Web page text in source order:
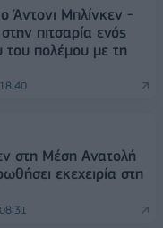
Άντονι Μπλίνκεν -
πιτσαρία ενός
του πολέμου με τη
στη Μέση Ανατολή
εκεχειρία στη